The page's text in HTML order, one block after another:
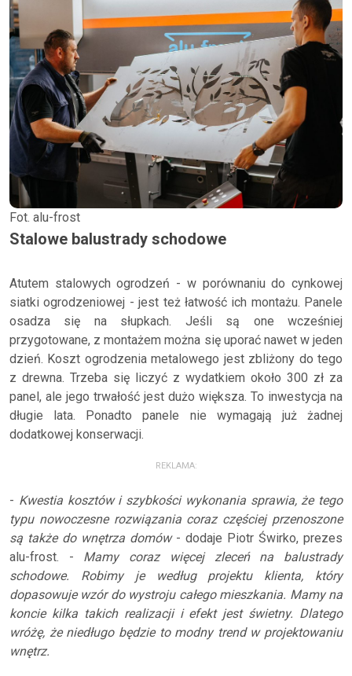
Fot. alu-frost
Stalowe balustrady schodowe
Atutem stalowych ogrodzeń - w porównaniu do cynkowej
siatki ogrodzeniowej - jest też łatwość ich montażu. Panele
osadza się na słupkach. Jeśli są one wcześniej
przygotowane, z montażem można się uporać nawet w jeden
dzień. Koszt ogrodzenia metalowego jest zbliżony do tego
z drewna. Trzeba się liczyć z wydatkiem około 300 zł za
panel, ale jego trwałość jest dużo większa. To inwestycja na
długie lata. Ponadto panele nie wymagają już żadnej
dodatkowej konserwacji.
REKLAMA:
- Kwestia kosztów i szybkości wykonania sprawia, że tego
typu nowoczesne rozwiązania coraz częściej przenoszone
są także do wnętrza domów- dodaje Piotr Świrko, prezes
alu-frost. - Mamy coraz więcej zleceń na balustrady
schodowe. Robimy je według projektu klienta, który
dopasowuje wzór do wystroju całego mieszkania. Mamy na
koncie kilka takich realizacji i efekt jest świetny. Dlatego
wróżę, że niedługo będzie to modny trend w projektowaniu
wnętrz.